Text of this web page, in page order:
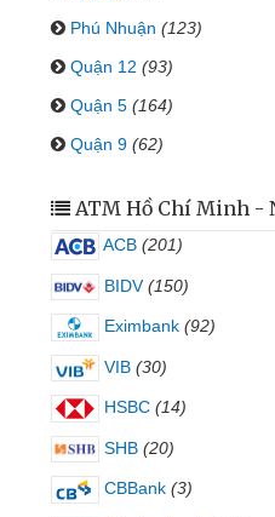
Phú Nhuận (123)
Quận 12 (93)
Quận 5 (164)
Quận 9 (62)
ATM Hồ Chí Minh -
ACB (201)
BIDV (150)
Eximbank (92)
VIB (30)
HSBC (14)
SHB (20)
CBBank (3)